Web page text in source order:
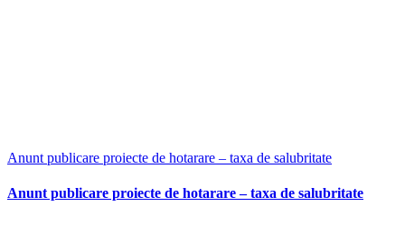
Anunt publicare proiecte de hotarare – taxa de salubritate
Anunt publicare proiecte de hotarare – taxa de salubritate